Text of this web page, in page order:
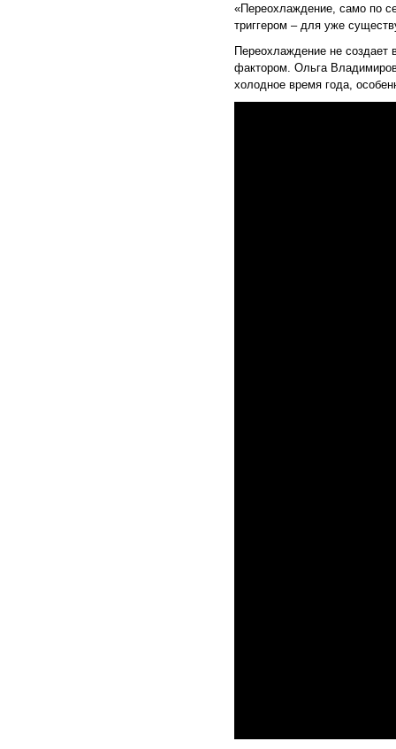
«Переохлаждение, само по
триггером – для уже
Переохлаждение не
фактором. Ольга
холодное время года,